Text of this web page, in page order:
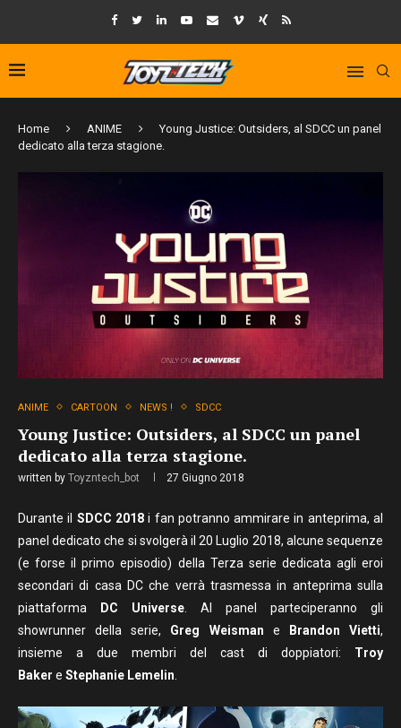
Home ANIME
Young Justice: Outsiders, al SDCC un panel
dedicato alla terza stagione.
ANIME CARTOON NEWS ! SDCC
Young Justice: Outsiders, al SDCC un panel
dedicato alla terza stagione.
written by Toyzntech_bot 27 Giugno 2018
Durante il SDCC 2018i fan potranno ammirare in anteprima, al
panel dedicato che si svolgerà il 20 Luglio 2018, alcune sequenze
(e forse il primo episodio) della Terza serie dedicata agli eroi
secondari di casa DC che verrà trasmessa in anteprima sulla
piattaforma DC Universe . Al panel parteciperanno gli
showrunner della serie, Greg Weisman e Brandon Vietti,
insieme a due membri del cast di doppiatori: Troy
Baker e Stephanie Lemelin